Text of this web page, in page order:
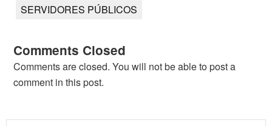
SERVIDORES PÚBLICOS
Comments Closed
Comments are closed. You will not be able to post a
comment in this post.